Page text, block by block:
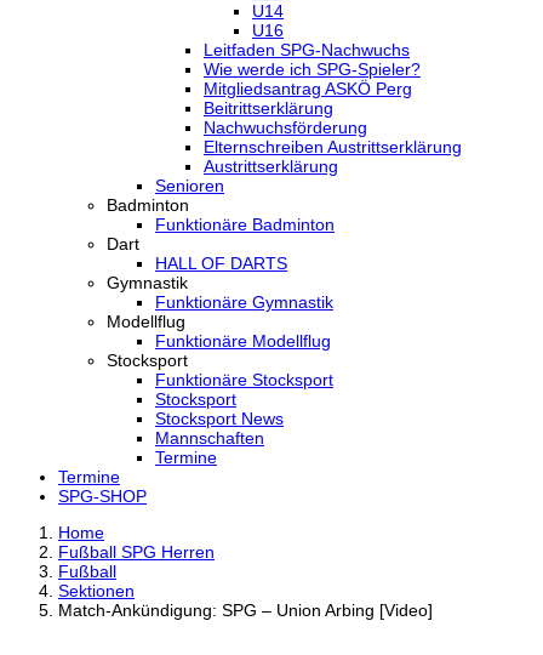
U14
U16
Leitfaden SPG-Nachwuchs
Wie werde ich SPG-Spieler?
Mitgliedsantrag ASKÖ Perg
Beitrittserklärung
Nachwuchsförderung
Elternschreiben Austrittserklärung
Austrittserklärung
Senioren
Badminton
Funktionäre Badminton
Dart
HALL OF DARTS
Gymnastik
Funktionäre Gymnastik
Modellflug
Funktionäre Modellflug
Stocksport
Funktionäre Stocksport
Stocksport
Stocksport News
Mannschaften
Termine
Termine
SPG-SHOP
Home
Fußball SPG Herren
Fußball
Sektionen
Match-Ankündigung: SPG – Union Arbing [Video]